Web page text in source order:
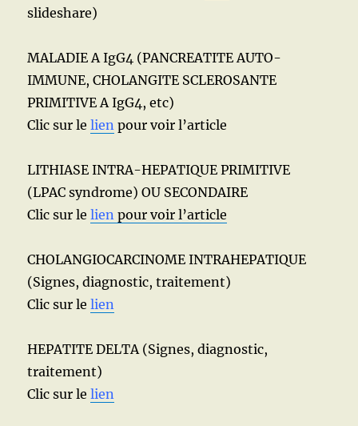
slideshare)
MALADIE A IgG4 (PANCREATITE AUTO-
IMMUNE, CHOLANGITE SCLEROSANTE
PRIMITIVE A IgG4, etc)
Clic sur lelien pour voir l’article
LITHIASE INTRA-HEPATIQUE PRIMITIVE
(LPAC syndrome) OU SECONDAIRE
Clic sur lelien pour voir l’article
CHOLANGIOCARCINOME INTRAHEPATIQUE
(Signes, diagnostic, traitement)
Clic sur lelien
HEPATITE DELTA (Signes, diagnostic,
traitement)
Clic sur lelien